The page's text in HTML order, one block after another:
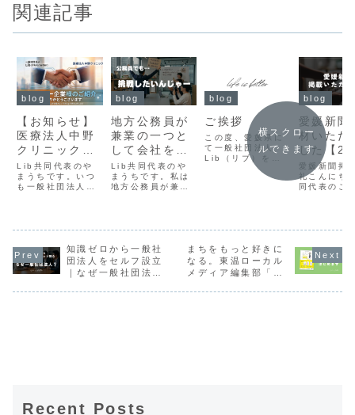
関連記事
blog
【お知らせ】
医療法人中野
クリニック様
をパートナー
企業としてお
迎えしまし
Lib共同代表のや
まうちです。いつ
も一般社団法人
とうございます。
この度、医療法人
中野クリニック様
をパートナー企業
blog
地方公務員が
兼業の一つと
して会社を設
立した思いを
語ります！
Lib共同代表のや
まうちです。私は
地方公務員が兼業
blog
ご挨拶
この度、愛媛県に
て一般社団法人
Lib（リブ）を設
立致しました。
Life is better..
な困りごと」を、
の視点で解決する
会社です。Lib
は、Life is ...
blog
愛媛新聞
材いただ
した【
5月24日
愛媛新聞掲
礼こんにち
同代表のこ
ただきまし
様、中村様
しい中あり
横スクロー
ルできます
知識ゼロから一般社
団法人をセルフ設立
｜なぜ一般社団法人
まちをもっと好きに
なる。東温ローカル
メディア編集部「1
Recent Posts